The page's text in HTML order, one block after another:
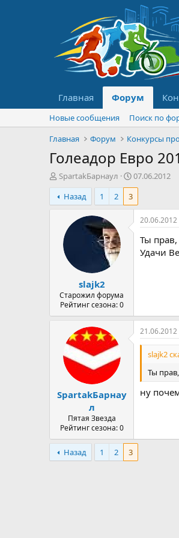
Главная Форум
Новые сообщения
Поиск по
Главная
Форум
Голеадор Евро
А
в
т
о
м
SpartakБарнаул
Д
а
а
а
07.06.2012
Назад
1 2 3
slajk2
Старожил форума
Рейтинг сезона: 0
20.06.2012
Ты прав,
Удачи
SpartakБарнау
л
Пятая Звезда
Рейтинг сезона: 0
21.06.2012
slajk2
Ты
ну
Назад 1 2 3